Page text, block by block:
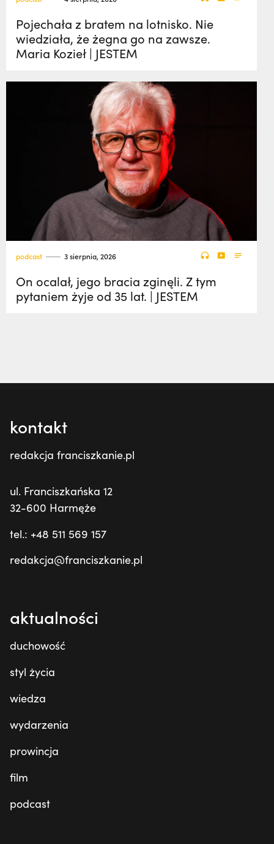
Pojechała z bratem na lotnisko. Nie
wiedziała, że żegna go na zawsze.
Maria Kozieł | JESTEM
podcast 3 sierpnia, 2026
On ocalał, jego bracia zginęli. Z tym
pytaniem żyje od 35 lat. | JESTEM
kontakt
redakcja franciszkanie.pl
ul. Franciszkańska 12
32-600 Harmęże
tel.: +48 511 569 157
redakcja@franciszkanie.pl
aktualności
duchowość
styl życia
wiedza
wydarzenia
prowincja
film
podcast